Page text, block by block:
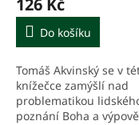
126 Kč
Do košíku
Tomáš Akvinský se v
knížečce zamýšlí nad
problematikou
poznání Boha a